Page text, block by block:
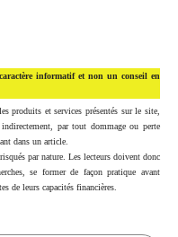
informatif et non un conseil en
produits et services présentés sur le site,
par tout dommage ou perte
dans un article.
par nature. Les lecteurs doivent donc
se former de façon pratique avant
de leurs capacités financières.